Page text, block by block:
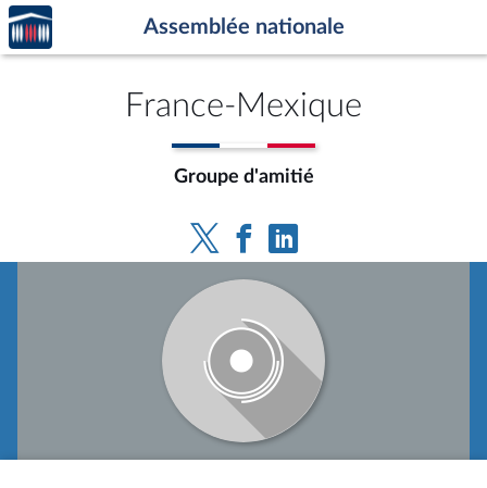
Aller au contenu
Aller en bas de la page
Accèder
à la
page
Assemblée nationale
France-Mexique
Groupe d'amitié